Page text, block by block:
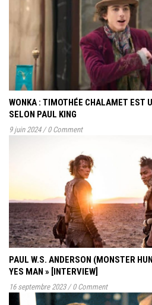
WONKA : TIMOTHÉE CHALAMET EST
SELON PAUL KING
9 juin 2024 / 0 Comment
PAUL W.S. ANDERSON (MONSTER
YES MAN » [INTERVIEW]
16 septembre 2023 / 0 Comment